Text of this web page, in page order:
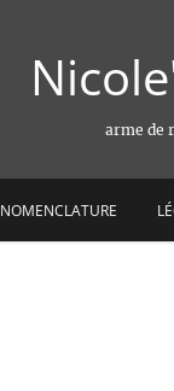
arme de
NOMENCLATURE